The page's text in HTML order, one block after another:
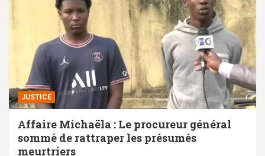
JUSTICE
Affaire Michaëla : Le procureur général
sommé de rattraper les présumés
meurtriers